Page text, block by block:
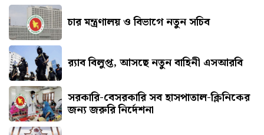
চার মন্ত্রণালয় ও বিভাগে নতুন সচিব
র‍্যাব বিলুপ্ত, আসছে নতুন বাহিনী এসআরবি
সরকারি-বেসরকারি সব হাসপাতাল-ক্লিনিকের
জন্য জরুরি নির্দেশনা